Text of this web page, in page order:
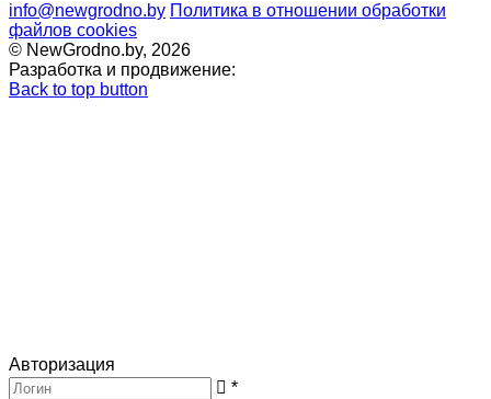
info@newgrodno.by Политика в отношении обработки
файлов cookies
© NewGrodno.by, 2026
Разработка и продвижение:
Back to top button
Авторизация
*